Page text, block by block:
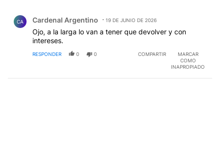
CA Cardenal Argentino 19 DE JUNIO DE 2026
Ojo, a la larga lo van a tener que devolver y con
intereses.
RESPONDER 0 0 COMPARTIR
MARCAR
COMO
INAPROPIADO